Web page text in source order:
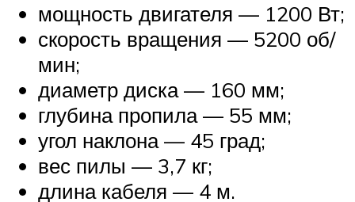
мощность двигателя — 1200 Вт;
скорость вращения — 5200 об/
мин;
диаметр диска — 160 мм;
глубина пропила — 55 мм;
угол наклона — 45 град;
вес пилы — 3,7 кг;
длина кабеля — 4 м.